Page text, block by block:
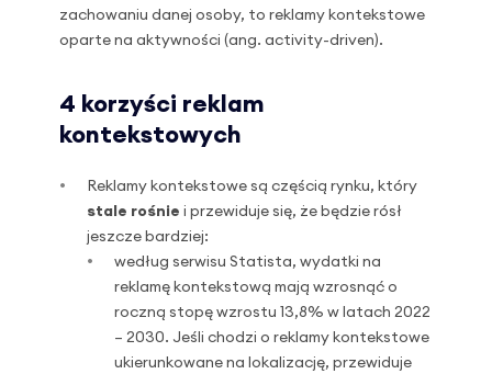
zachowaniu danej osoby, to reklamy kontekstowe
oparte na aktywności (ang. activity-driven).
4 korzyści reklam
kontekstowych
Reklamy kontekstowe są częścią rynku, który
stale rośnie i przewiduje się, że będzie rósł
jeszcze bardziej:
według serwisu Statista, wydatki na
reklamę kontekstową mają wzrosnąć o
roczną stopę wzrostu 13,8% w latach 2022
– 2030. Jeśli chodzi o reklamy kontekstowe
ukierunkowane na lokalizację, przewiduje